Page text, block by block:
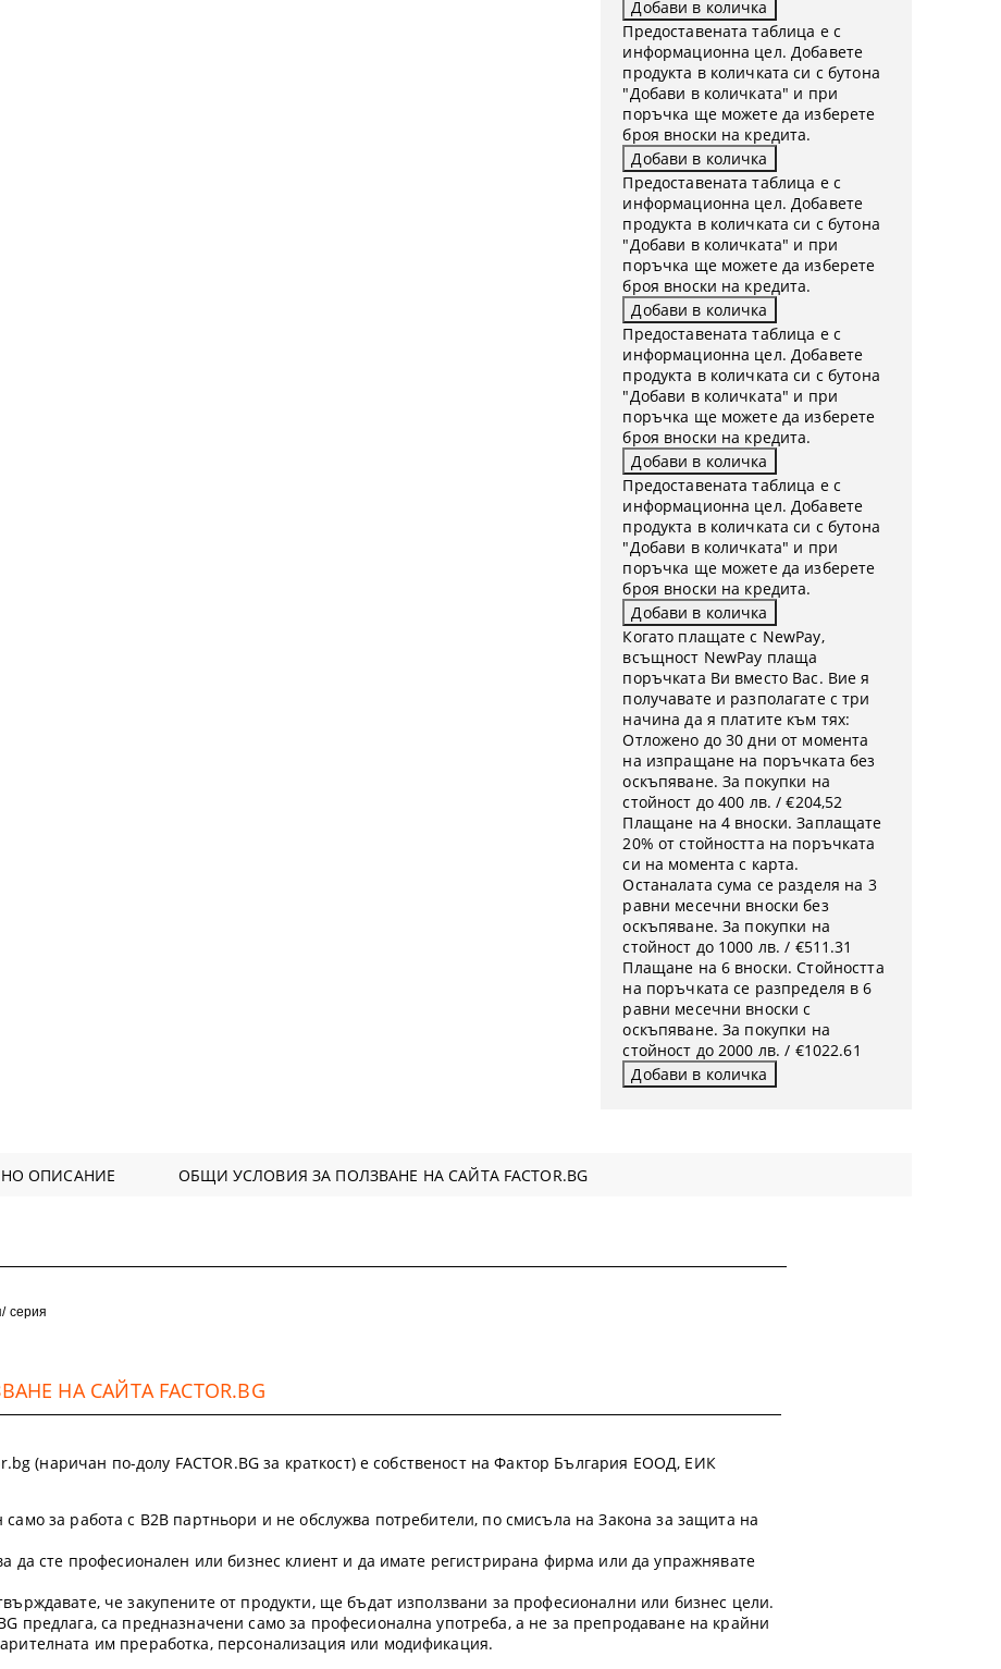
Предоставената таблица е с
информационна цел. Добавете
продукта в количката си с бутона
"Добави в количката" и при
поръчка ще можете да изберете
броя вноски на кредита.
Предоставената таблица е с
информационна цел. Добавете
продукта в количката си с бутона
"Добави в количката" и при
поръчка ще можете да изберете
броя вноски на кредита.
Предоставената таблица е с
информационна цел. Добавете
продукта в количката си с бутона
"Добави в количката" и при
поръчка ще можете да изберете
броя вноски на кредита.
Предоставената таблица е с
информационна цел. Добавете
продукта в количката си с бутона
"Добави в количката" и при
поръчка ще можете да изберете
броя вноски на кредита.
Когато плащате с NewPay,
всъщност NewPay плаща
поръчката Ви вместо Вас. Вие я
получавате и разполагате с три
начина да я платите към тях:
Отложено до 30 дни от момента
на изпращане на поръчката без
оскъпяване. За покупки на
стойност до 400 лв. / €204,52
Плащане на 4 вноски. Заплащате
20% от стойността на поръчката
си на момента с карта.
Останалата сума се разделя на 3
равни месечни вноски без
оскъпяване. За покупки на
стойност до 1000 лв. / €511.31
Плащане на 6 вноски. Стойността
на поръчката се разпределя в 6
равни месечни вноски с
оскъпяване. За покупки на
стойност до 2000 лв. / €1022.61
ОПИСАНИЕ ОБЩИ УСЛОВИЯ ЗА ПОЛЗВАНЕ НА САЙТА FACTOR.BG
серия
НА САЙТА FACTOR.BG
(наричан по-долу FACTOR.BG за краткост) е собственост на Фактор България ЕООД, ЕИК
само за работа с B2B партньори и не обслужва потребители, по смисъла на Закона за защита на
да сте професионален или бизнес клиент и да имате регистрирана фирма или да упражнявате
че закупените от продукти, ще бъдат използвани за професионални или бизнес цели.
предлага, са предназначени само за професионална употреба, а не за препродаване на крайни
им преработка, персонализация или модификация.